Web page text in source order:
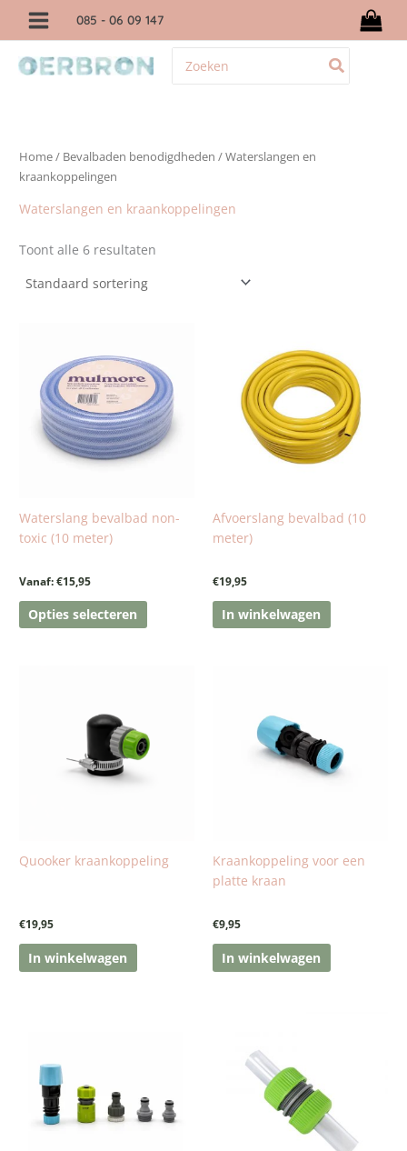
inhoud
085 - 06 09 147
naar:
Home/ Bevalbaden benodigdheden / Waterslangen en
kraankoppelingen
Waterslangen en kraankoppelingen
Toont alle 6 resultaten
Waterslang bevalbad non-
toxic (10 meter)
Vanaf:€15,95
Opties selecteren
heeft
meerdere
variaties.
Deze
optie
worden
Afvoerslang bevalbad (10
meter)
€19,95
In winkelwagen
Quooker kraankoppeling
€19,95
In winkelwagen
Kraankoppeling voor een
platte kraan
€9,95
In winkelwagen
variaties.
Deze